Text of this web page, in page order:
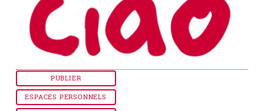
PUBLIER
ESPACES PERSONNELS